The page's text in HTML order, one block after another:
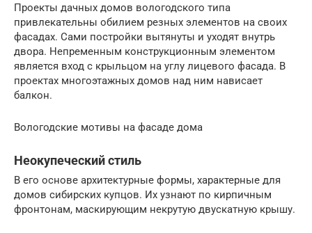
Проекты дачных домов вологодского типа
привлекательны обилием резных элементов на своих
фасадах. Сами постройки вытянуты и уходят внутрь
двора. Непременным конструкционным элементом
является вход с крыльцом на углу лицевого фасада. В
проектах многоэтажных домов над ним нависает
балкон.
Вологодские мотивы на фасаде дома
Неокупеческий стиль
В его основе архитектурные формы, характерные для
домов сибирских купцов. Их узнают по кирпичным
фронтонам, маскирующим некрутую двускатную крышу.